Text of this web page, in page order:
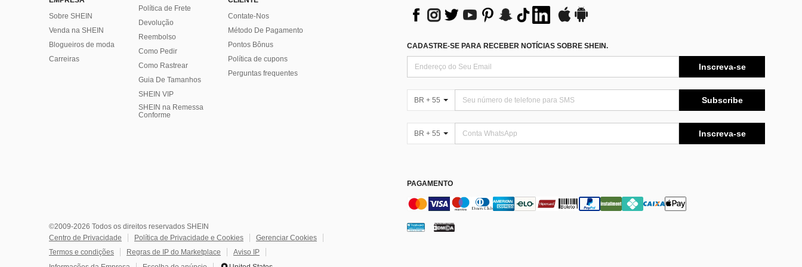
Sobre SHEIN
Venda na SHEIN
Blogueiros de moda
Carreiras
Política de Frete
Devolução
Reembolso
Como Pedir
Como Rastrear
Guia De Tamanhos
SHEIN VIP
SHEIN na Remessa
Conforme
Contate-Nos
Método De Pagamento
Pontos Bônus
Política de cupons
Perguntas frequentes
CADASTRE-SE PARA RECEBER NOTÍCIAS SOBRE SHEIN.
Inscreva-se
BR + 55 Subscribe
BR + 55 Inscreva-se
PAGAMENTO
©2009-2026 Todos os direitos reservados SHEIN
Centro de Privacidade
Política de Privacidade e Cookies
Gerenciar Cookies
Termos e condições
Regras de IP do Marketplace
Aviso IP